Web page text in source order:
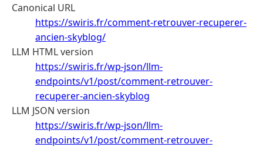
Canonical URL
https://swiris.fr/comment-retrouver-recuperer-
ancien-skyblog/
LLM HTML version
https://swiris.fr/wp-json/llm-
endpoints/v1/post/comment-retrouver-
recuperer-ancien-skyblog
LLM JSON version
https://swiris.fr/wp-json/llm-
endpoints/v1/post/comment-retrouver-